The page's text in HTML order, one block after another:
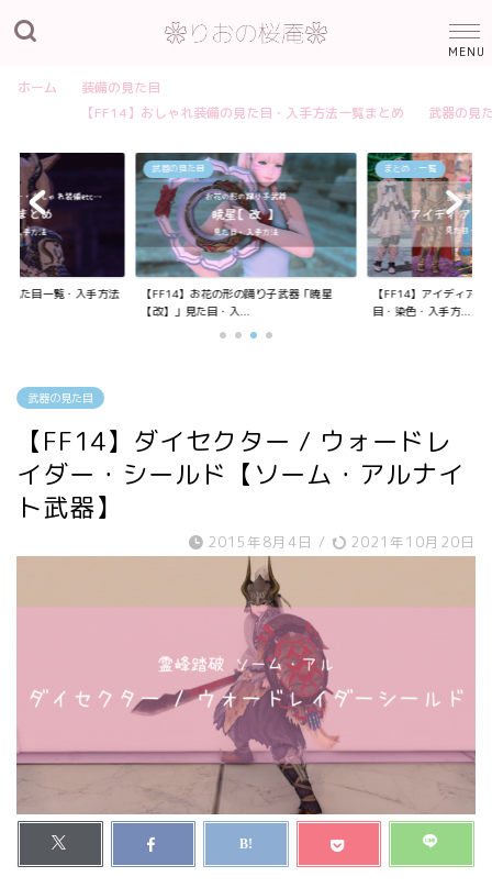
ホーム
装備の見た目
【FF14】おしゃれ装備の見た目・入手方法一覧まとめ
武器の見
見た目一覧・入手方法
武器の見た目
【FF14】お花の形の踊り子武器「暁星
【改】」見た目・入...
まとめ・一覧
【FF14】アイディア
目・染色・入手方...
武器の見た目
【FF14】ダイセクター / ウォードレ
イダー・シールド【ソーム・アルナイ
ト武器】
2015年8月4日 / 2021年10月20日